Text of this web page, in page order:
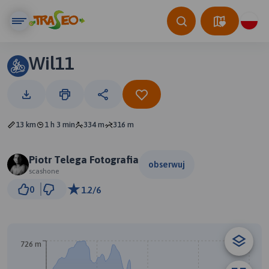
Wil11
13 km 1 h 3 min 334 m 316 m
Piotr Telega Fotografia
scashone
obserwuj
0 1.2/6
726 m